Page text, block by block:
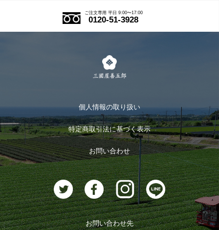
式部の香りシリーズ
お茶のギフト
おすすめのお茶
お茶に合うスイーツ
ログイン
ログアウト
ご注文専用 平日 9:00〜17:00
0120-51-3928
個人情報の取り扱い
特定商取引法に基づく表示
お問い合わせ
お問い合わせ先